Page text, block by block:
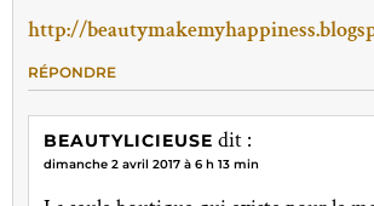
http://
RÉPONDRE
BEAUTYLICIEUSE dit :
dimanche 2 avril 2017 à 6 h 13 min